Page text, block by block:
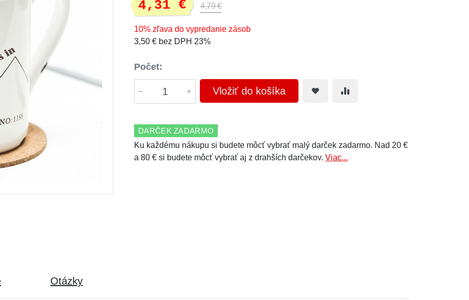
4,31 € 4,79 €
10% zľava do vypredanie zásob
3,50 € bez DPH 23%
Počet:
Vložiť do košíka
DARČEK ZADARMO
Ku každému nákupu si budete môcť vybrať malý darček zadarmo. Nad 20 €
a 80 € si budete môcť vybrať aj z drahších darčekov. Viac...
Otázky